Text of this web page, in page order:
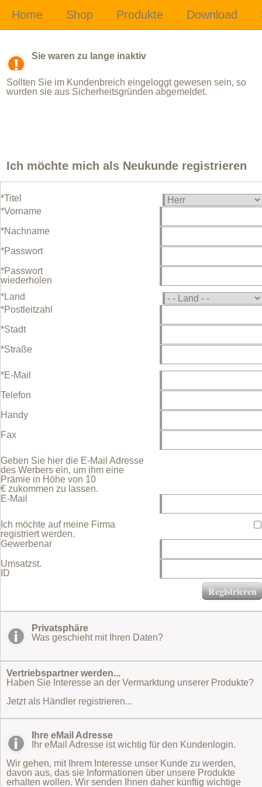
Sie waren zu lange inaktiv
Sollten Sie im Kundenbreich eingeloggt gewesen sein, so
wurden sie aus Sicherheitsgründen abgemeldet.
Ich möchte mich als Neukunde registrieren
*Titel
*Vorname
*Nachname
*Passwort
*Passwort
wiederholen
*Land
*Postleitzahl
*Stadt
*Straße
*E-Mail
Telefon
Handy
Fax
Geben Sie hier die E-Mail Adresse
des Werbers ein, um ihm eine
Prämie in Höhe von 10
€ zukommen zu lassen.
E-Mail
Ich möchte auf meine Firma
registriert werden.
Gewerbename
Umsatzst.
ID
Privatsphäre
Was geschieht mit Ihren Daten?
Vertriebspartner werden...
Haben Sie Interesse an der Vermarktung unserer Produkte?
Jetzt als Händler registrieren...
Ihre eMail Adresse
Ihr eMail Adresse ist wichtig für den Kundenlogin.
Wir gehen, mit Ihrem Interesse unser Kunde zu werden,
davon aus, das sie Informationen über unsere Produkte
erhalten wollen. Wir senden Ihnen daher künftig wichtige